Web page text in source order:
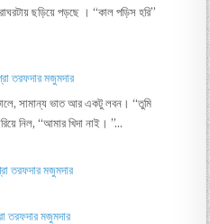
ছড়িয়ে পড়ছে । “কাল পড়িস হরি”
তরফদার মজুমদার
সামান্য ভাত আর একটু লবন। “তুমি
নিল, “আমার খিদা নাই। ”…
তরফদার মজুমদার
তরফদার মজুমদার